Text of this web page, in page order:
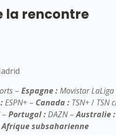
la rencontre
–Espagne : Movistar LaLiga
ESPN+ – Canada : TSN+/ TSN
–Portugal : DAZN–Australie :
Afrique subsaharienne